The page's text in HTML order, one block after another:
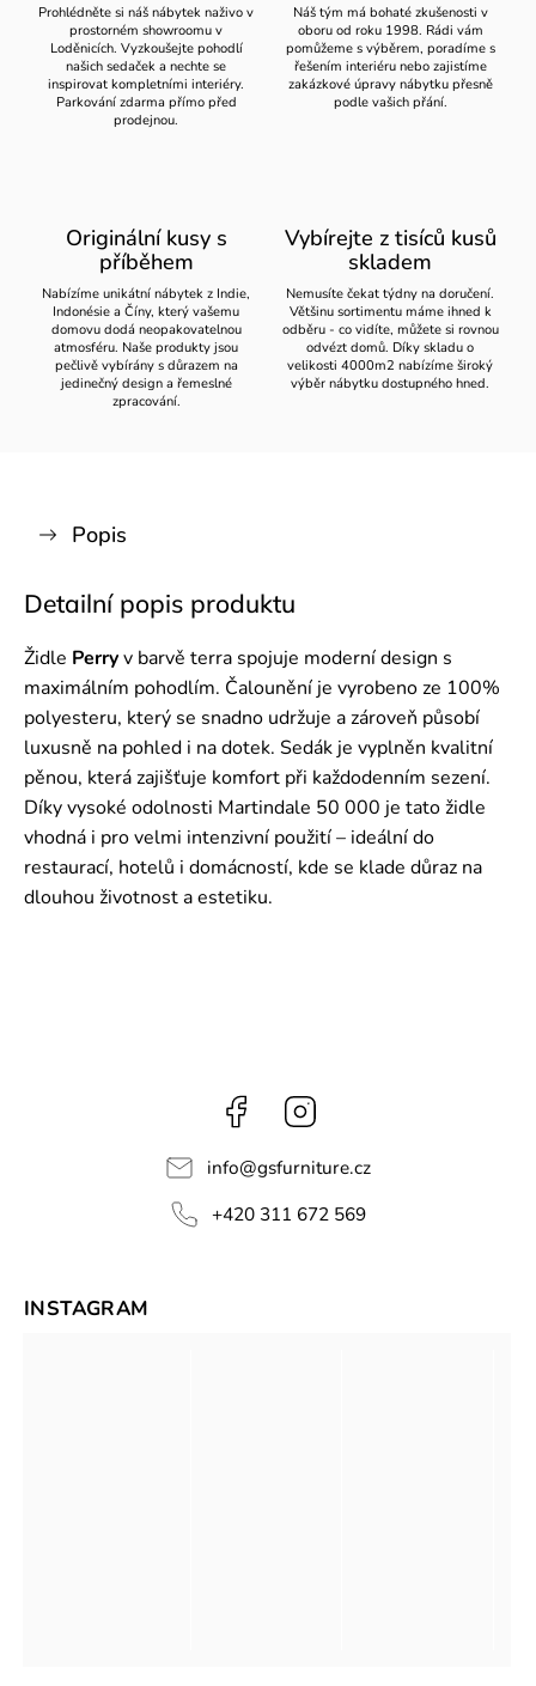
Prohlédněte si náš nábytek naživo v
prostorném showroomu v
Loděnicích. Vyzkoušejte pohodlí
našich sedaček a nechte se
inspirovat kompletními interiéry.
Parkování zdarma přímo před
prodejnou.
Náš tým má bohaté zkušenosti v
oboru od roku 1998. Rádi vám
pomůžeme s výběrem, poradíme s
řešením interiéru nebo zajistíme
zakázkové úpravy nábytku přesně
podle vašich přání.
Originální kusy s
příběhem
Nabízíme unikátní nábytek z Indie,
Indonésie a Číny, který vašemu
domovu dodá neopakovatelnou
atmosféru. Naše produkty jsou
pečlivě vybírány s důrazem na
jedinečný design a řemeslné
zpracování.
Vybírejte z tisíců kusů
skladem
Nemusíte čekat týdny na doručení.
Většinu sortimentu máme ihned k
odběru - co vidíte, můžete si rovnou
odvézt domů. Díky skladu o
velikosti 4000m2 nabízíme široký
výběr nábytku dostupného hned.
Popis
Detailní popis produktu
Židle Perryv barvě terra spojuje moderní design s
maximálním pohodlím. Čalounění je vyrobeno ze 100%
polyesteru, který se snadno udržuje a zároveň působí
luxusně na pohled i na dotek. Sedák je vyplněn kvalitní
pěnou, která zajišťuje komfort při každodenním sezení.
Díky vysoké odolnosti Martindale 50 000 je tato židle
vhodná i pro velmi intenzivní použití – ideální do
restaurací, hotelů i domácností, kde se klade důraz na
dlouhou životnost a estetiku.
Facebook
info@gsfurniture.cz
+420 311 672 569
INSTAGRAM